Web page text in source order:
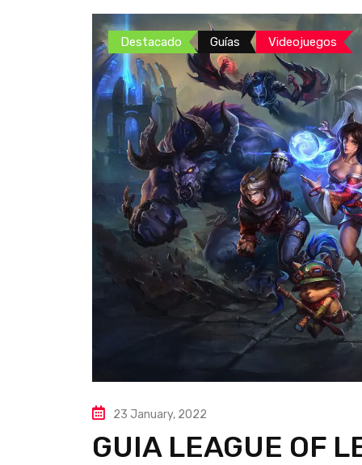
Destacado Guías Videojuegos
23 January, 2022
GUIA LEAGUE OF